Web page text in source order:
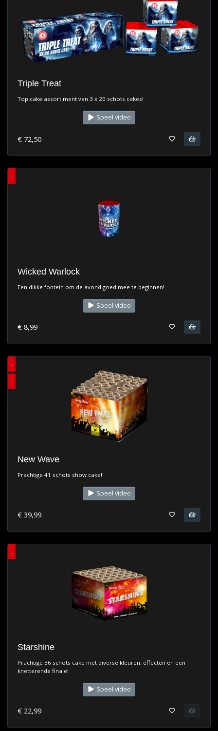
Triple Treat
Top cake assortiment van 3 x 20 schots cakes!
Speel video
€ 72,50
.
Wicked Warlock
Een dikke fontein om de avond goed mee te beginnen!
Speel video
€ 8,99
.
.
New Wave
Prachtige 41 schots show cake!
Speel video
€ 39,99
.
Starshine
Prachtige 36 schots cake met diverse kleuren, effecten en een
knetterende finale!
Speel video
€ 22,99